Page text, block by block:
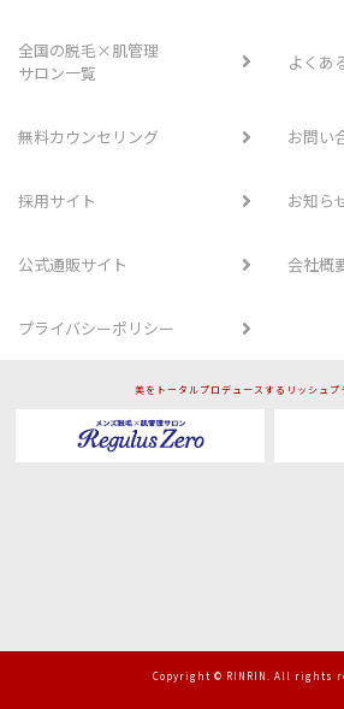
全国の脱毛×肌管理
サロン一覧
よくあ
無料カウンセリング お問い
採用サイト お知ら
公式通販サイト 会社概
プライバシーポリシー
美をトータルプロデュースするリッシュプ
Copyright © RINRIN. All rights